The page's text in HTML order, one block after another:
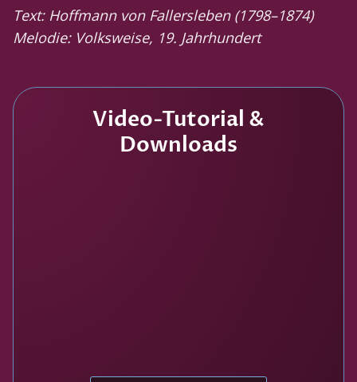
Text: Hoffmann von Fallersleben (1798–1874)
Melodie: Volksweise, 19. Jahrhundert
Video-Tutorial &
Downloads